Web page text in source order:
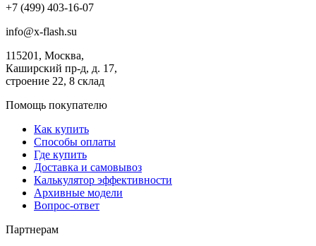
+7 (499) 403-16-07
info@x-flash.su
115201, Москва,
Каширский пр-д, д. 17,
строение 22, 8 склад
Помощь покупателю
Как купить
Способы оплаты
Где купить
Доставка и самовывоз
Калькулятор эффективности
Архивные модели
Вопрос-ответ
Партнерам